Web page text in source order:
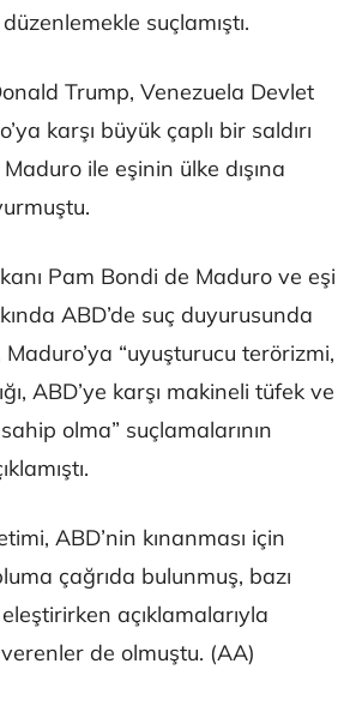
suçlamıştı.
Trump, Venezuela Devlet
karşı büyük çaplı bir saldırı
ile eşinin ülke dışına
Pam Bondi de Maduro ve eşi
ABD’de suç duyurusunda
“uyuşturucu terörizmi,
ABD’ye karşı makineli tüfek ve
sahip olma” suçlamalarının
ABD’nin kınanması için
çağrıda bulunmuş, bazı
eleştirirken açıklamalarıyla
de olmuştu. (AA)